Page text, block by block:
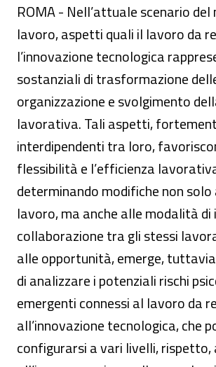
ROMA - Nell’attuale scenario del
lavoro, aspetti quali il lavoro da
l’innovazione tecnologica
sostanziali di trasformazione
organizzazione e svolgimento
lavorativa. Tali aspetti,
interdipendenti tra loro,
flessibilità e l’efficienza
determinando modifiche non solo
lavoro, ma anche alle modalità di
collaborazione tra gli stessi
alle opportunità, emerge,
di analizzare i potenziali rischi
emergenti connessi al lavoro da
all’innovazione tecnologica, che
configurarsi a vari livelli, rispetto,